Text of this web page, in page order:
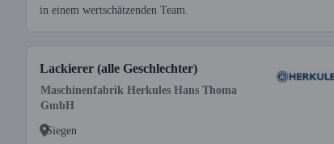
in einem wertschätzenden Team.
Lackierer (alle Geschlechter)
Maschinenfabrik Herkules Hans Thoma
GmbH
Siegen